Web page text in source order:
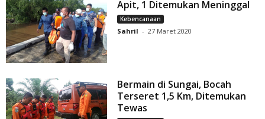
Apit, 1 Ditemukan Meninggal
Kebencanaan
Sahril - 27 Maret 2020
Bermain di Sungai, Bocah
Terseret 1,5 Km, Ditemukan
Tewas